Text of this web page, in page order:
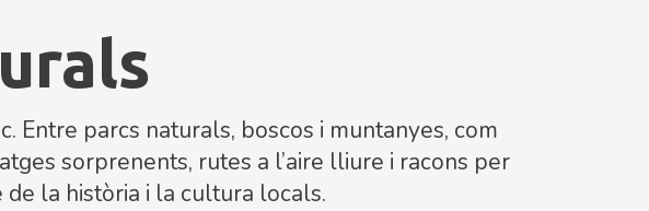
Entre parcs naturals, boscos i muntanyes, com
sorprenents, rutes a l’aire lliure i racons per
la història i la cultura locals.